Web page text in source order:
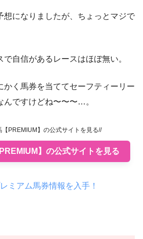
想になりましたが、ちょっとマジで
自信があるレースはほぼ無い。
かく馬券を当ててセーフティーリー
んですけどね〜〜〜…。
【PREMIUM】の公式サイトを見る//
】の公式サイトを見る
ミアム馬券情報を入手！